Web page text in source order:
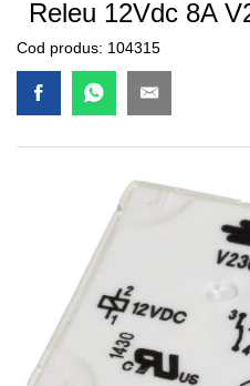
Releu 12Vdc 8A
Cod produs: 104315